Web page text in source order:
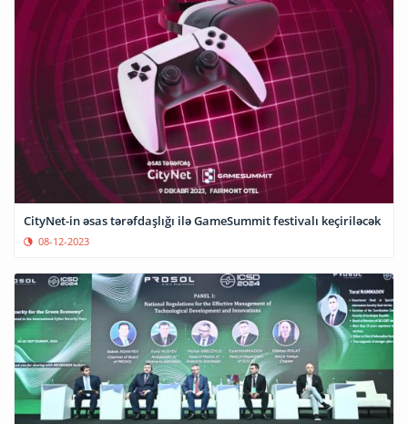
CityNet-in əsas tərəfdaşlığı ilə GameSummit festivalı keçiriləcək
08-12-2023